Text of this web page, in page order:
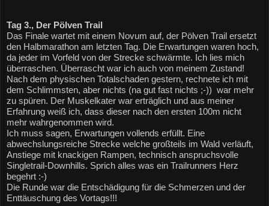
Tag 3., Der Pölven Trail
Das Finale wartet mit einem Novum auf, der Pölven Trail ersetzt
den Halbmarathon am letzten Tag. Die Erwartungen waren hoch,
da jeder im Vorfeld von der Strecke schwärmte. Ich lies mich
überraschen. Überrascht war ich auch von meinem Zustand!
Nach dem physischen Totalschaden gestern, rechnete ich mit
dem Schlimmsten, aber nichts (na gut fast nichts ;-))  war mehr
zu spüren. Der Muskelkater war erträglich und aus meiner
Erfahrung weiß ich, dass dieser nach den ersten 100m nicht
mehr wahrgenommen wird.
Ich muss sagen, Erwartungen vollends erfüllt. Eine
abwechslungsreiche Strecke welche großteils im Wald verläuft,
Anstiege mit knackigen Rampen, technisch anspruchsvolle
Singletrail-Downhills. Sprich alles was ein Trailrunners Herz
begehrt :-)
Die Runde war die Entschädigung für die Schmerzen und der
Enttäuschung des Vortags!!!